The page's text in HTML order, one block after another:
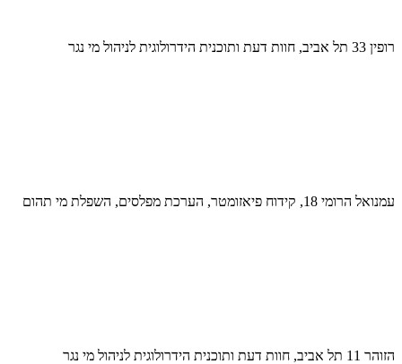
רופין 33 תל אביב, חוות דעת ותוכנית הידרולוגית לניהול מי נגר
עמנואל הרומי 18, קידוח פיאזומטר, הערכת מפלסים, השפלת מי תהום
הזוהר 11 תל אביב, חוות דעת ותוכנית הידרולוגית לניהול מי נגר